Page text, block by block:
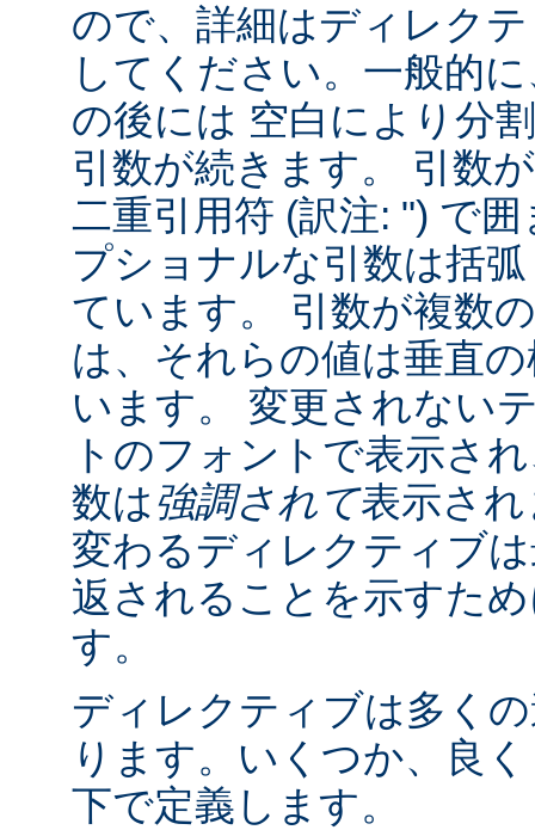
ので、詳細はディレク
してください。一般的
の後には 空白により分
引数が続きます。 引数
二重引用符 (訳注: ") で
プショナルな引数は括
ています。 引数が複数
は、それらの値は垂直
います。 変更されない
トのフォントで表示さ
数は強調されて表示さ
変わるディレクティブ
返されることを示すた
す。
ディレクティブは多く
ります。いくつか、良
下で定義します。